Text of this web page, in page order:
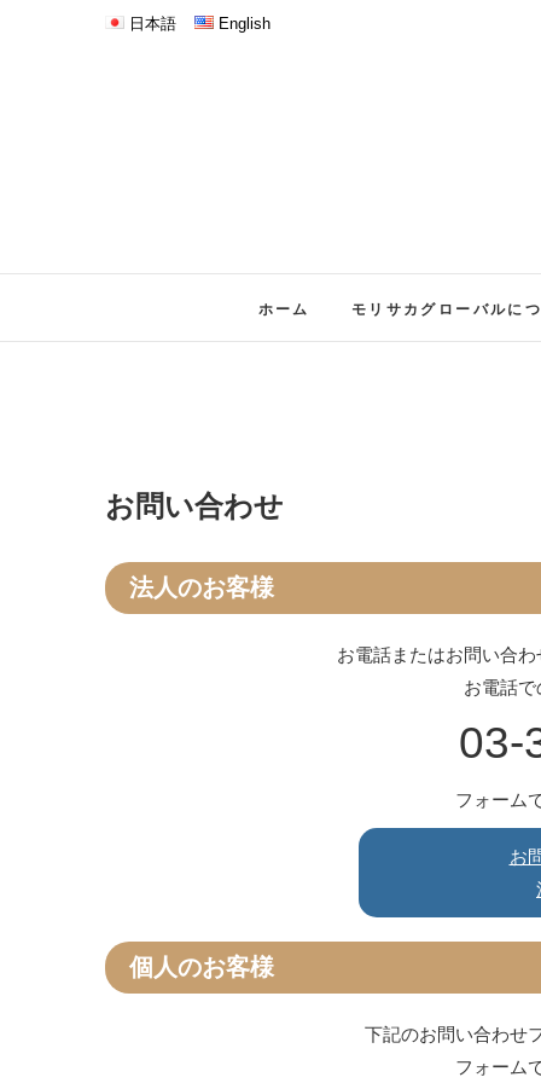
日本語 English
ホーム モリサカグローバルに
お問い合わせ
法人のお客様
お電話またはお問い合
お電話
03-
フォーム
お
個人のお客様
下記のお問い合わせ
フォーム